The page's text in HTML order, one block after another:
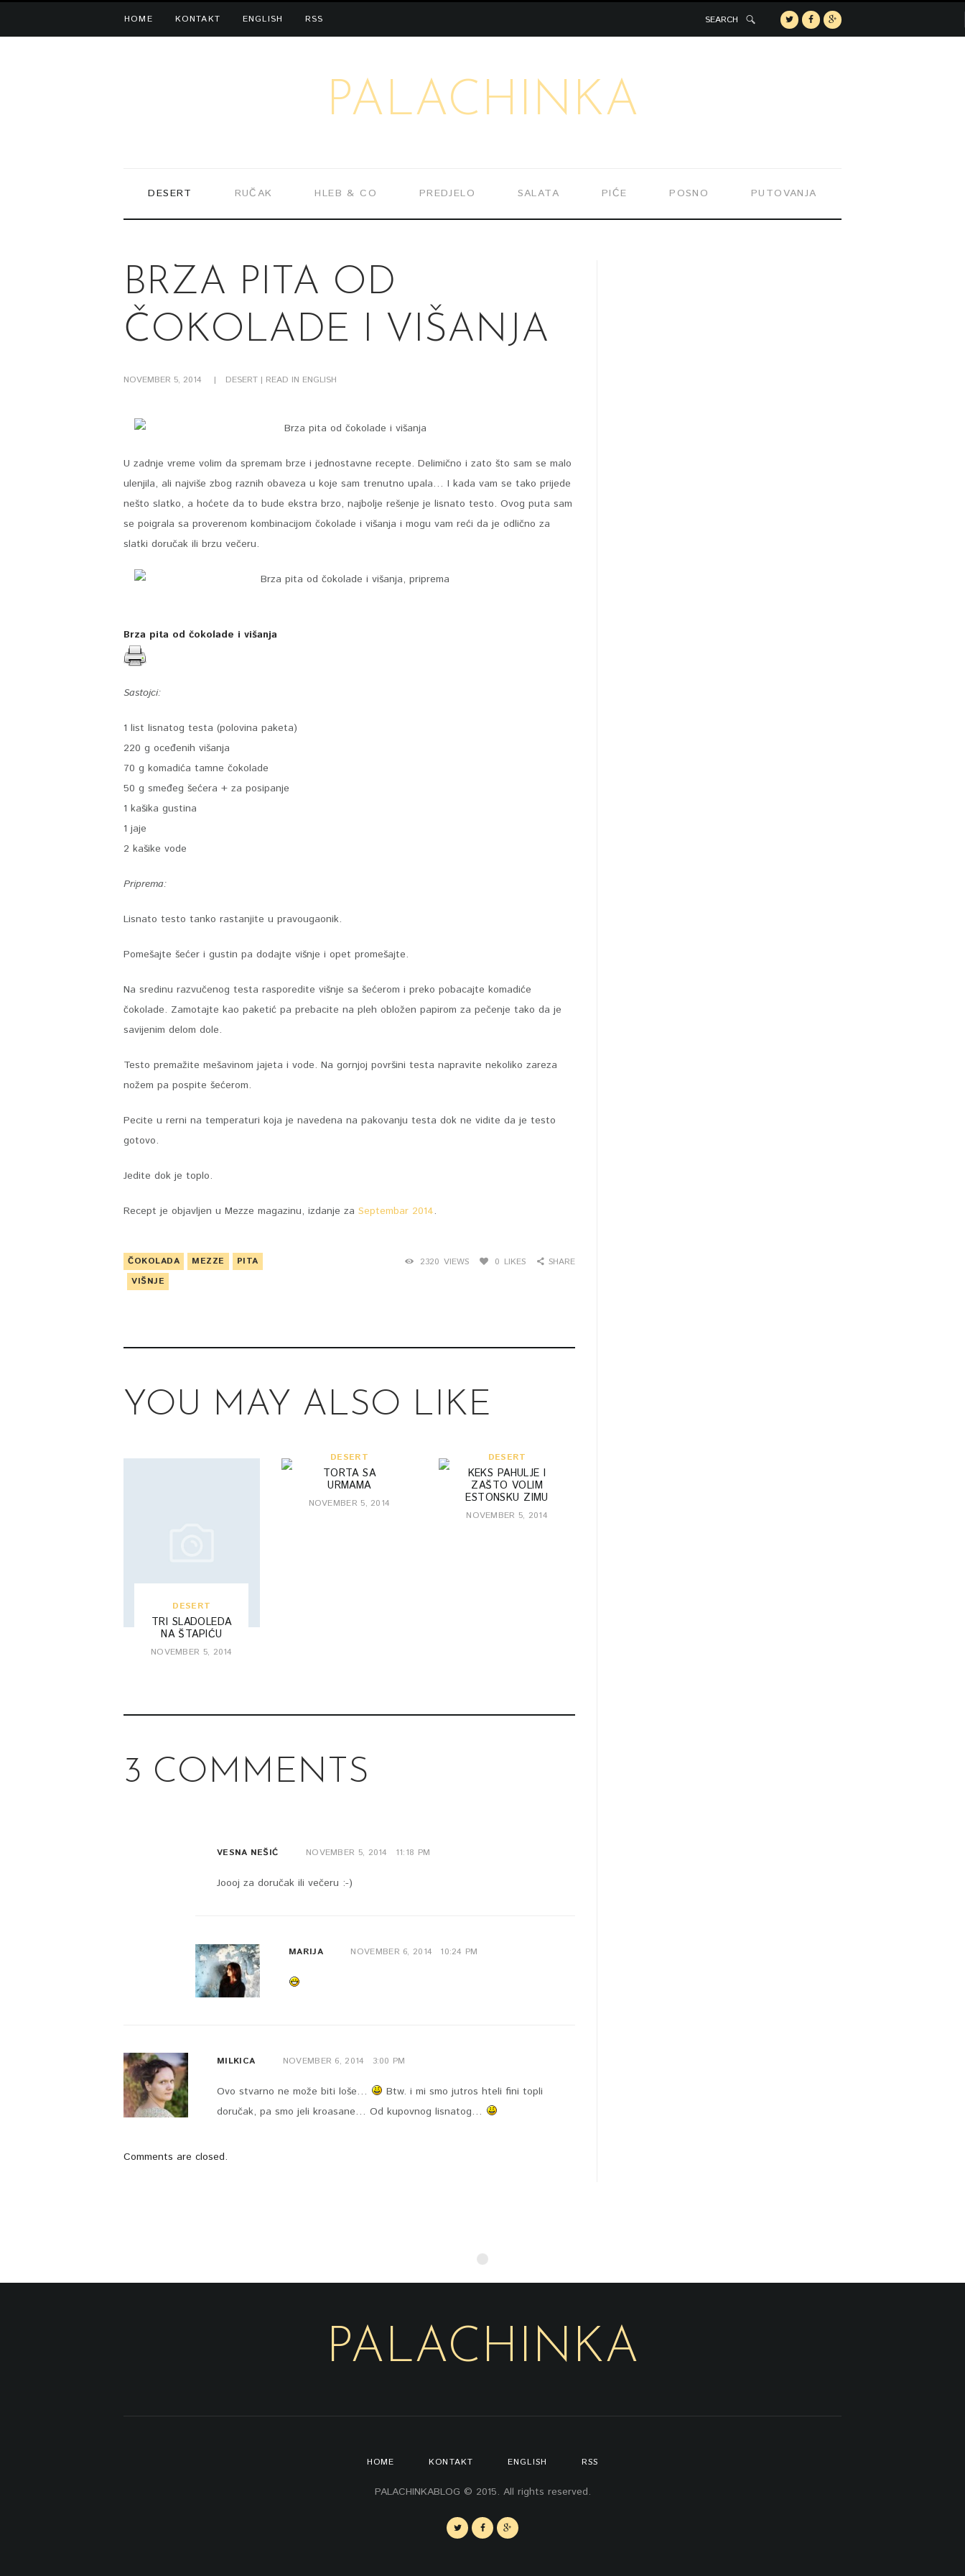
HOME KONTAKT ENGLISH RSS SEARCH
PALACHINKA
DESERT RUČAK HLEB & CO PREDJELO SALATA PIĆE POSNO PUTOVANJA
BRZA PITA OD
ČOKOLADE I VIŠANJA
NOVEMBER 5, 2014 DESERT | READ IN ENGLISH
U zadnje vreme volim da spremam brze i jednostavne recepte. Delimično i zato što sam se malo
ulenjila, ali najviše zbog raznih obaveza u koje sam trenutno upala… I kada vam se tako prijede
nešto slatko, a hoćete da to bude ekstra brzo, najbolje rešenje je lisnato testo. Ovog puta sam
se poigrala sa proverenom kombinacijom čokolade i višanja i mogu vam reći da je odlično za
slatki doručak ili brzu večeru.
Brza pita od čokolade i višanja
Sastojci:
1 list lisnatog testa (polovina paketa)
220 g oceđenih višanja
70 g komadića tamne čokolade
50 g smeđeg šećera + za posipanje
1 kašika gustina
1 jaje
2 kašike vode
Priprema:
Lisnato testo tanko rastanjite u pravougaonik.
Pomešajte šećer i gustin pa dodajte višnje i opet promešajte.
Na sredinu razvučenog testa rasporedite višnje sa šećerom i preko pobacajte komadiće
čokolade. Zamotajte kao paketić pa prebacite na pleh obložen papirom za pečenje tako da je
savijenim delom dole.
Testo premažite mešavinom jajeta i vode. Na gornjoj površini testa napravite nekoliko zareza
nožem pa pospite šećerom.
Pecite u rerni na temperaturi koja je navedena na pakovanju testa dok ne vidite da je testo
gotovo.
Jedite dok je toplo.
Recept je objavljen u Mezze magazinu, izdanje za Septembar 2014.
ČOKOLADA MEZZE
PITA
VIŠNJE
2320 VIEWS 0 LIKES SHARE
YOU MAY ALSO LIKE
DESERT
TRI SLADOLEDA
NA ŠTAPIĆU
NOVEMBER 5, 2014
DESERT
TORTA SA
URMAMA
NOVEMBER 5, 2014
DESERT
KEKS PAHULJE I
ZAŠTO VOLIM
ESTONSKU ZIMU
NOVEMBER 5, 2014
3 COMMENTS
VESNA NEŠIĆ NOVEMBER 5, 2014 11:18 PM
Joooj za doručak ili večeru :-)
MARIJA NOVEMBER 6, 2014 10:24 PM
MILKICA NOVEMBER 6, 2014 3:00 PM
Ovo stvarno ne može biti loše…
Btw. i mi smo jutros hteli fini topli
doručak, pa smo jeli kroasane… Od kupovnog lisnatog…
Comments are closed.
PALACHINKA
HOME KONTAKT ENGLISH RSS
PALACHINKABLOG © 2015. All rights reserved.